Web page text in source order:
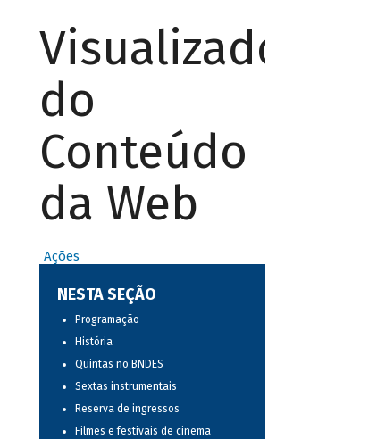
Visualizador
do
Conteúdo
da Web
Ações
NESTA SEÇÃO
Programação
História
Quintas no BNDES
Sextas instrumentais
Reserva de ingressos
Filmes e festivais de cinema